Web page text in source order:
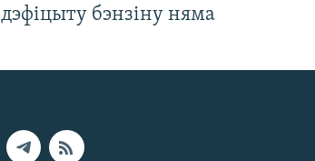
дэфіцыту бэнзіну няма